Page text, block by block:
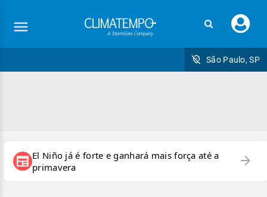
seu
São Paulo, SP
newspaper El Niño já é forte e ganhará mais força até a
primavera
arrow_forward